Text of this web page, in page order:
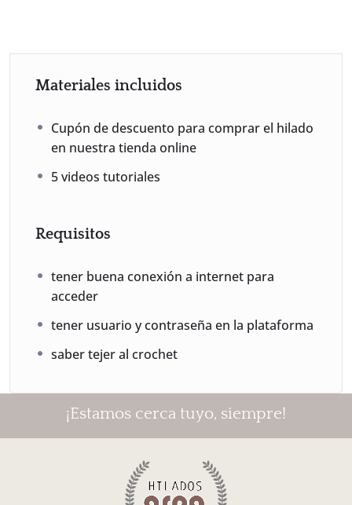
Materiales incluidos
Cupón de descuento para comprar el hilado
en nuestra tienda online
5 videos tutoriales
Requisitos
tener buena conexión a internet para
acceder
tener usuario y contraseña en la plataforma
saber tejer al crochet
¡Estamos cerca tuyo, siempre!